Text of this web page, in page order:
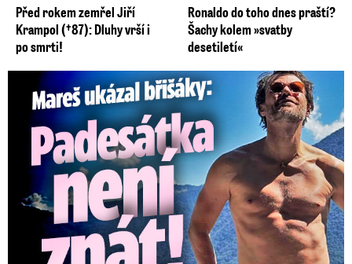
Před rokem zemřel Jiří
Krampol (†87): Dluhy vrší i
po smrti!
Ronaldo do toho dnes praští?
Šachy kolem »svatby
desetiletí«
Mareš v dokonalé formě ukázal břišáky: Padesátka není znát